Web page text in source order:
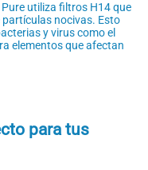
utiliza filtros H14 que
nocivas. Esto
y virus como el
elementos que afectan
para tus